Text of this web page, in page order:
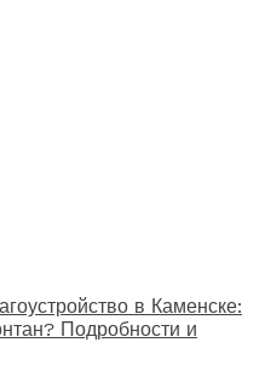
в Каменске:
Подробности и